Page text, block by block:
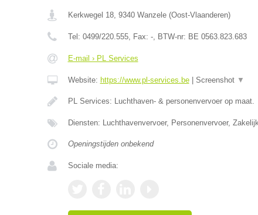
Kerkwegel 18, 9340 Wanzele(Oost-Vlaanderen)
Tel: 0499/220.555, Fax: -, BTW-nr: BE 0563.823.683
E-mail › PL Services
Website: https://www.pl-services.be| Screenshot ▼
PL Services: Luchthaven- & personenvervoer op maat.
Diensten: Luchthavenvervoer, Personenvervoer,
Openingstijden onbekend
Sociale media: